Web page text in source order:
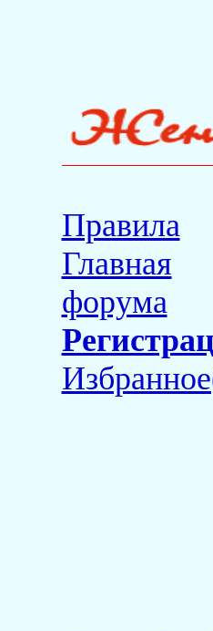
Правила
Главная
форума